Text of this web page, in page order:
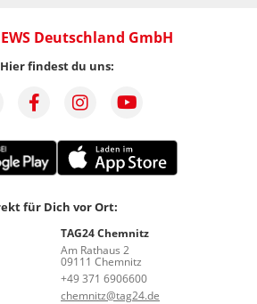
Deutschland GmbH
Hier findest du uns:
für Dich vor Ort:
TAG24 Chemnitz
Am Rathaus 2
09111 Chemnitz
+49 371 6906600
chemnitz@tag24.de